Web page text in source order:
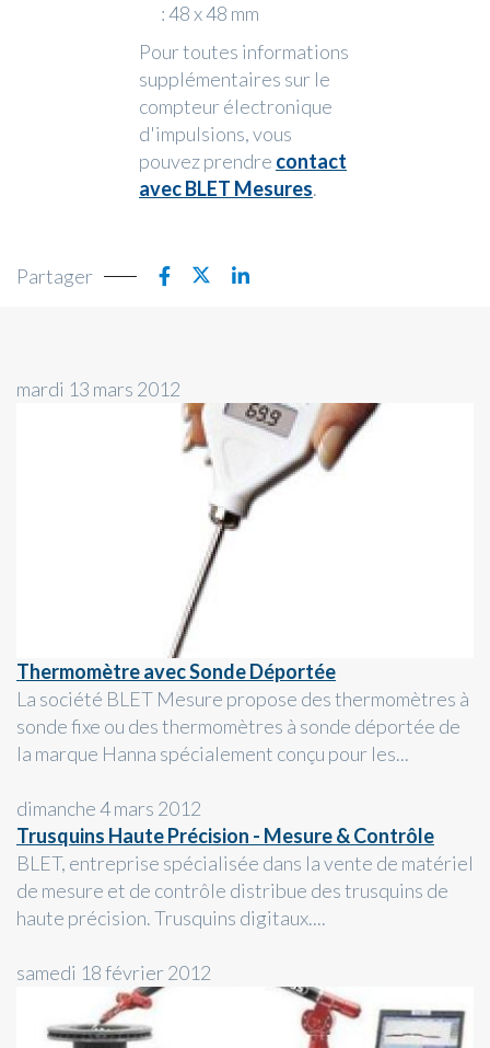
: 48 x 48 mm
Pour toutes informations
supplémentaires sur le
compteur électronique
d'impulsions, vous
pouvez prendre contact
avec BLET Mesures.
Partager
mardi 13 mars 2012
Thermomètre avec Sonde Déportée
La société BLET Mesure propose des thermomètres à
sonde fixe ou des thermomètres à sonde déportée de
la marque Hanna spécialement conçu pour les...
dimanche 4 mars 2012
Trusquins Haute Précision - Mesure & Contrôle
BLET, entreprise spécialisée dans la vente de matériel
de mesure et de contrôle distribue des trusquins de
haute précision. Trusquins digitaux....
samedi 18 février 2012